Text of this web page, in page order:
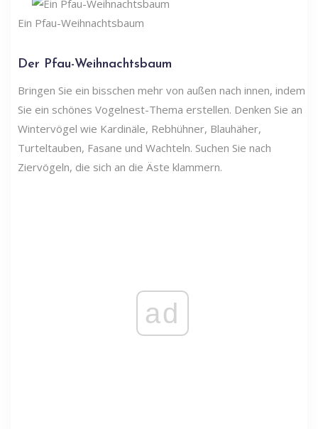
Ein Pfau-Weihnachtsbaum
Der Pfau-Weihnachtsbaum
Bringen Sie ein bisschen mehr von außen nach innen, indem
Sie ein schönes Vogelnest-Thema erstellen. Denken Sie an
Wintervögel wie Kardinäle, Rebhühner, Blauhäher,
Turteltauben, Fasane und Wachteln. Suchen Sie nach
Ziervögeln, die sich an die Äste klammern.
ad